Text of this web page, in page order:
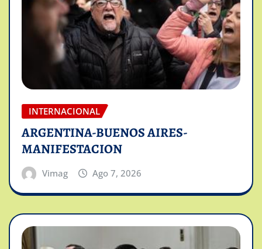
INTERNACIONAL
ARGENTINA-BUENOS AIRES-
MANIFESTACION
Vimag Ago 7, 2026